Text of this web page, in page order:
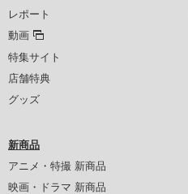
レポート
動画
特集サイト
店舗特典
グッズ
新商品
アニメ・特撮 新商品
映画・ドラマ 新商品